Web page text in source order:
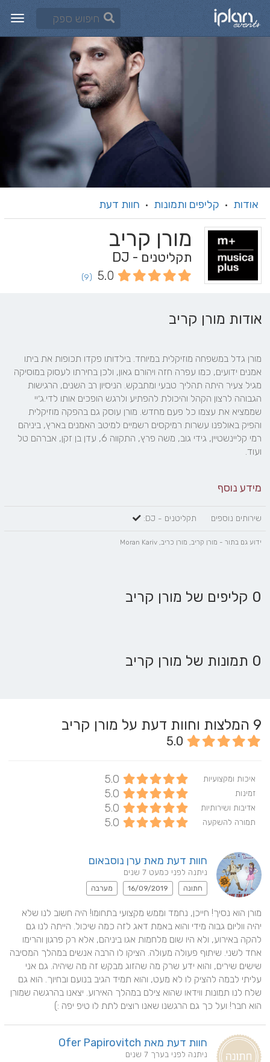
אודות · קליפים ותמונות · חוות דעת
מורן קריב
תקליטנים - DJ
5.0
(9)
אודות מורן קריב
ועוד.
מידע נוסף
שירותים נוספים תקליטנים - DJ:
ידוע גם בתור - מורן קריב, מורן כריב, Moran Kariv
0 קליפים של מורן קריב
0 תמונות של מורן קריב
9 המלצות וחוות דעת על מורן קריב
5.0
איכות ומקצועיות 5.0
זמינות 5.0
אדיבות ושירותיות 5.0
תמורה להשקעה 5.0
חוות דעת מאת ערן נוסבאום
ניתנה לפני כמעט 7 שנים
חתונה 16/09/2019 מערבה
הוא חבר! ועל כך גם הרגשנו שאנו רוצים לתת לו טיפ יפה :)
חוות דעת מאת Ofer Papirovitch
ניתנה לפני בערך 7 שנים